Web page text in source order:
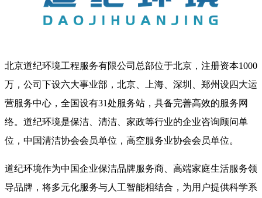
北京道纪环境工程服务有限公司总部位于北京，注册资本1000
万，公司下设六大事业部，北京、上海、深圳、郑州设四大运
营服务中心，全国设有31处服务站，具备完善高效的服务网
络。道纪环境是保洁、清洁、家政等行业的企业咨询顾问单
位，中国清洁协会会员单位，高空服务业协会会员单位。
道纪环境作为中国企业保洁品牌服务商、高端家庭生活服务领
导品牌，将多元化服务与人工智能相结合，为用户提供科学系